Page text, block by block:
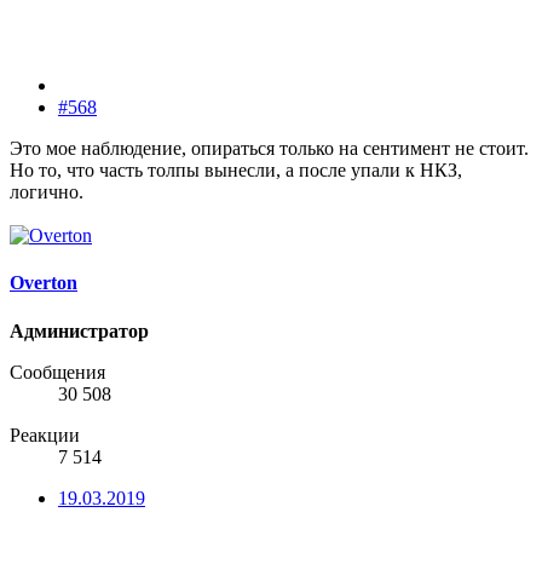
#568
Это мое наблюдение, опираться только на сентимент не стоит.
Но то, что часть толпы вынесли, а после упали к НКЗ,
логично.
Overton
Администратор
Сообщения
30 508
Реакции
7 514
19.03.2019